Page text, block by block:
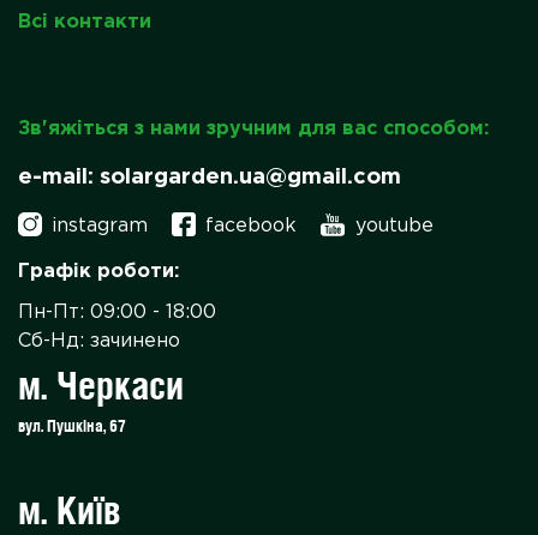
Всі контакти
Зв'яжіться з нами зручним для вас способом:
e-mail: solargarden.ua@gmail.com
instagram facebook youtube
Графік роботи:
Пн-Пт: 09:00 - 18:00
Сб-Нд: зачинено
м. Черкаси
вул. Пушкіна, 67
м. Київ